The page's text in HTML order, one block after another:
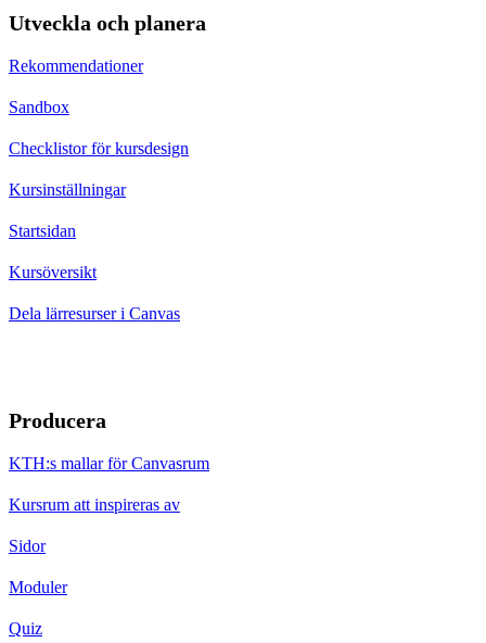
Utveckla och planera
Rekommendationer
Sandbox
Checklistor för kursdesign
Kursinställningar
Startsidan
Kursöversikt
Dela lärresurser i Canvas
Producera
KTH:s mallar för Canvasrum
Kursrum att inspireras av
Sidor
Moduler
Quiz